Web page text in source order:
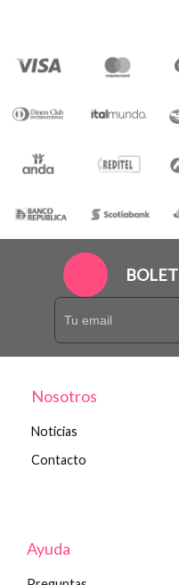
Nosotros
Noticias
Contacto
Ayuda